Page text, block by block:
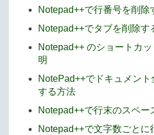
Notepad++で行番号を削除
Notepad++でタブを削除す
Notepad++ のショートカ
明
NotePad++でドキュメン
する方法
Notepad++で行末のスペー
Notepad++で文字数ごと